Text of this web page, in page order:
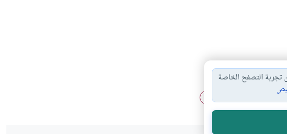
فرض الصيام صيام الصبي
تجربة التصفح الخاصة